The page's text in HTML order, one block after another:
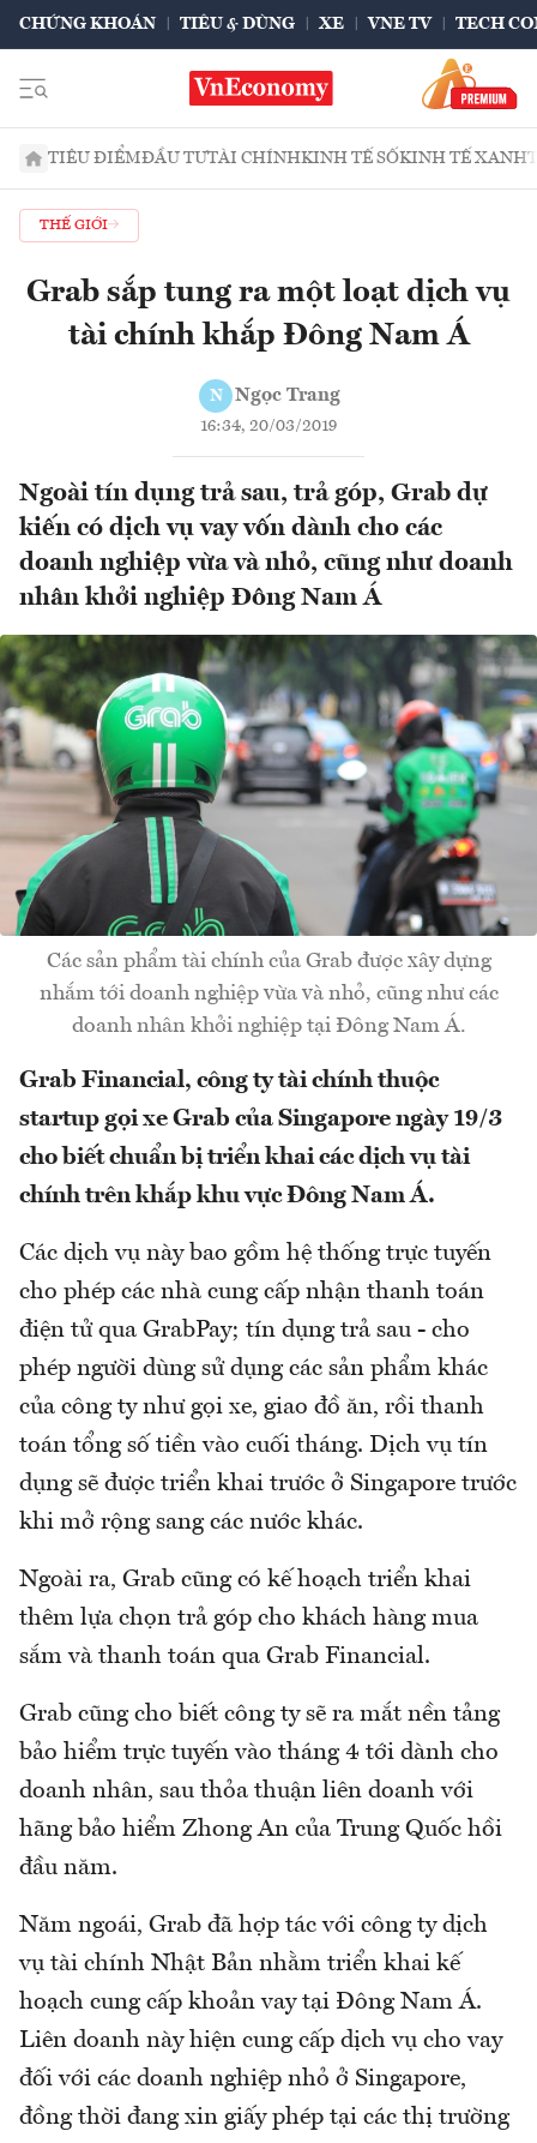
CHỨNG KHOÁN TIÊU & DÙNG XE VNE TV TECH
TIÊU ĐIỂMĐẦU TƯTÀI CHÍNHKINH TẾ SỐKINH TẾ XANH
THẾ GIỚI
Grab sắp tung ra một loạt dịch vụ
tài chính khắp Đông Nam Á
N Ngọc Trang
16:34, 20/03/2019
Ngoài tín dụng trả sau, trả góp, Grab dự
kiến có dịch vụ vay vốn dành cho các
doanh nghiệp vừa và nhỏ, cũng như doanh
nhân khởi nghiệp Đông Nam Á
Các sản phẩm tài chính của Grab được xây dựng
nhắm tới doanh nghiệp vừa và nhỏ, cũng như các
doanh nhân khởi nghiệp tại Đông Nam Á.
Grab Financial, công ty tài chính thuộc
startup gọi xe Grab của Singapore ngày 19/3
cho biết chuẩn bị triển khai các dịch vụ tài
chính trên khắp khu vực Đông Nam Á.
Các dịch vụ này bao gồm hệ thống trực tuyến
cho phép các nhà cung cấp nhận thanh toán
điện tử qua GrabPay; tín dụng trả sau - cho
phép người dùng sử dụng các sản phẩm khác
của công ty như gọi xe, giao đồ ăn, rồi thanh
toán tổng số tiền vào cuối tháng. Dịch vụ tín
dụng sẽ được triển khai trước ở Singapore trước
khi mở rộng sang các nước khác.
Ngoài ra, Grab cũng có kế hoạch triển khai
thêm lựa chọn trả góp cho khách hàng mua
sắm và thanh toán qua Grab Financial.
Grab cũng cho biết công ty sẽ ra mắt nền tảng
bảo hiểm trực tuyến vào tháng 4 tới dành cho
doanh nhân, sau thỏa thuận liên doanh với
hãng bảo hiểm Zhong An của Trung Quốc hồi
đầu năm.
Năm ngoái, Grab đã hợp tác với công ty dịch
vụ tài chính Nhật Bản nhằm triển khai kế
hoạch cung cấp khoản vay tại Đông Nam Á.
Liên doanh này hiện cung cấp dịch vụ cho vay
đối với các doanh nghiệp nhỏ ở Singapore,
đồng thời đang xin giấy phép tại các thị trường